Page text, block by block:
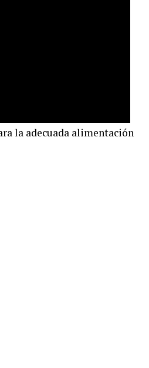
la adecuada alimentación